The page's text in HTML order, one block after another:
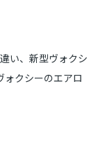
い、新型ヴォクシ
ォクシーのエアロ